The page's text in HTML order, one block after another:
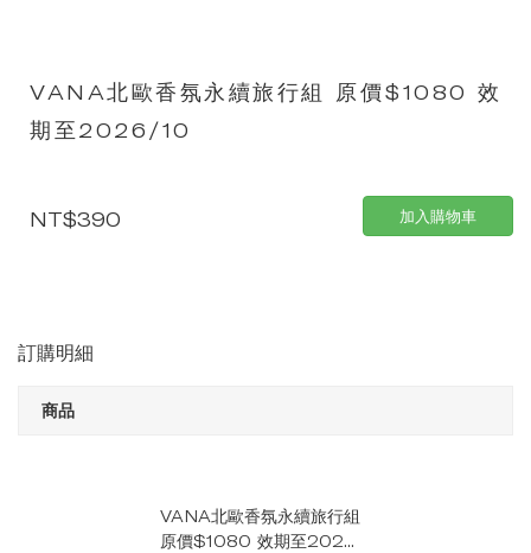
VANA北歐香氛永續旅行組 原價$1080 效
期至2026/10
NT$390 加入購物車
訂購明細
商品
VANA北歐香氛永續旅行組
原價$1080 效期至202...